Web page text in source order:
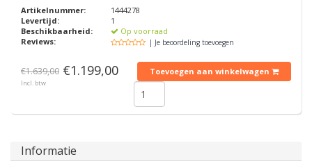
Artikelnummer:
1444278
Levertijd:
1
Beschikbaarheid:
Op voorraad
Reviews:
| Je beoordeling toevoegen
€1.639,00 €1.199,00
Incl. btw
Toevoegen aan winkelwagen
Informatie